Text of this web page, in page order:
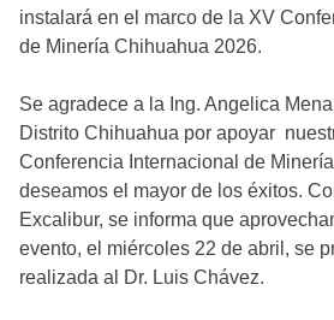
instalará en el marco de la XV
de Minería Chihuahua 2026.
Se agradece a la Ing. Angelica
Distrito Chihuahua por apoyar
Conferencia Internacional de
deseamos el mayor de los éxitos.
Excalibur, se informa que
evento, el miércoles 22 de abril, se
realizada al Dr. Luis Chávez.